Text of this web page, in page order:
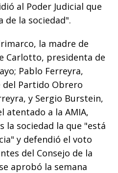
al Poder Judicial que
de la sociedad".
la madre de
Carlotto, presidenta de
Pablo Ferreyra,
Partido Obrero
y Sergio Burstein,
atentado a la AMIA,
la sociedad la que "está
y defendió el voto
del Consejo de la
aprobó la semana